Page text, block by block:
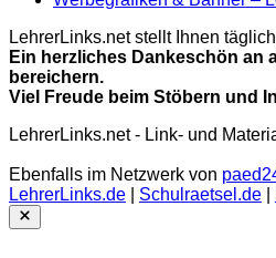
LehrerLinks.net stellt Ihnen
Ein herzliches Dankeschön an
bereichern.
Viel Freude beim Stöbern und
LehrerLinks.net - Link- und
Ebenfalls im Netzwerk von
LehrerLinks.de
Schulraetsel.de
Close